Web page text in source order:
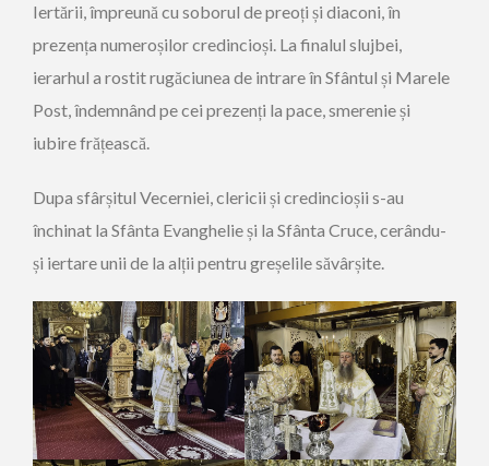
Iertării, împreună cu soborul de preoți și diaconi, în
prezența numeroșilor credincioși. La finalul slujbei,
ierarhul a rostit rugăciunea de intrare în Sfântul și Marele
Post, îndemnând pe cei prezenți la pace, smerenie și
iubire frățească.
Dupa sfârșitul Vecerniei, clericii și credincioșii s-au
închinat la Sfânta Evanghelie și la Sfânta Cruce, cerându-
și iertare unii de la alții pentru greșelile săvârșite.